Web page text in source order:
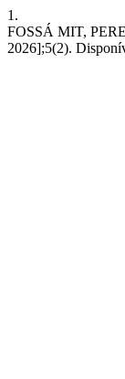
1.
FOSSÁ MIT,
2026];5(2).